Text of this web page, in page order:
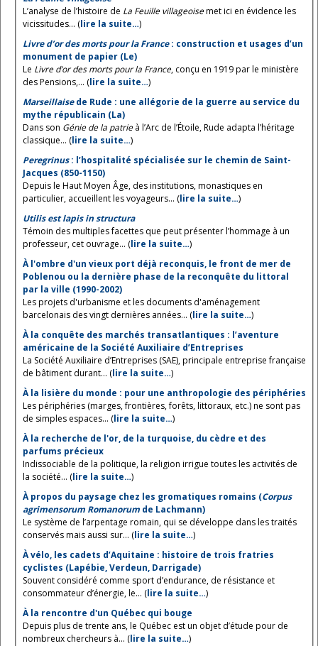
L’analyse de l’histoire de La Feuille villageoisemet ici en évidence les
vicissitudes... (lire la suite…)
Livre d’or des morts pour la France: construction et usages d’un
monument de papier (Le)
Le Livre d’or des morts pour la France, conçu en 1919 par le ministère
des Pensions,... (lire la suite…)
Marseillaisede Rude : une allégorie de la guerre au service du
mythe républicain (La)
Dans son Génie de la patrieà l’Arc de l’Étoile, Rude adapta l’héritage
classique... (lire la suite…)
Peregrinus: l’hospitalité spécialisée sur le chemin de Saint-
Jacques (850-1150)
Depuis le Haut Moyen Âge, des institutions, monastiques en
particulier, accueillent les voyageurs... (lire la suite…)
Utilis est lapis in structura
Témoin des multiples facettes que peut présenter l’hommage à un
professeur, cet ouvrage... (lire la suite…)
À l'ombre d'un vieux port déjà reconquis, le front de mer de
Poblenou ou la dernière phase de la reconquête du littoral
par la ville (1990-2002)
Les projets d'urbanisme et les documents d'aménagement
barcelonais des vingt dernières années... (lire la suite…)
À la conquête des marchés transatlantiques : l’aventure
américaine de la Société Auxiliaire d’Entreprises
La Société Auxiliaire d’Entreprises (SAE), principale entreprise française
de bâtiment durant... (lire la suite…)
À la lisière du monde : pour une anthropologie des périphéries
Les périphéries (marges, frontières, forêts, littoraux, etc.) ne sont pas
de simples espaces... (lire la suite…)
À la recherche de l'or, de la turquoise, du cèdre et des
parfums précieux
Indissociable de la politique, la religion irrigue toutes les activités de
la société... (lire la suite…)
À propos du paysage chez les gromatiques romains (Corpus
agrimensorum Romanorum de Lachmann)
Le système de l’arpentage romain, qui se développe dans les traités
conservés mais aussi sur... (lire la suite…)
À vélo, les cadets d’Aquitaine : histoire de trois fratries
cyclistes (Lapébie, Verdeun, Darrigade)
Souvent considéré comme sport d’endurance, de résistance et
consommateur d’énergie, le... (lire la suite…)
À la rencontre d'un Québec qui bouge
Depuis plus de trente ans, le Québec est un objet d’étude pour de
nombreux chercheurs à... (lire la suite…)